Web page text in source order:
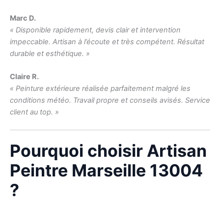
Marc D.
« Disponible rapidement, devis clair et intervention
impeccable. Artisan à l’écoute et très compétent. Résultat
durable et esthétique. »
Claire R.
« Peinture extérieure réalisée parfaitement malgré les
conditions météo. Travail propre et conseils avisés. Service
client au top. »
Pourquoi choisir Artisan
Peintre Marseille 13004
?